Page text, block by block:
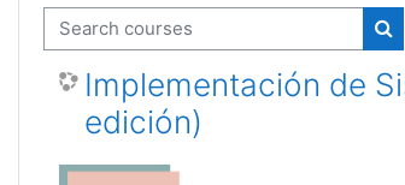
Search courses
Implementación de
edición)